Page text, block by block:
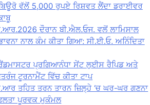
ਵੱਲੋਂ 5,000 ਰੁਪਏ ਰਿਸ਼ਵਤ ਲੈਂਦਾ ਡਰਾਈਵਰ
ਦੌਰਾਨ ਬੀ.ਐਲ.ਓਜ. ਵਲੋਂ ਲਾਮਿਸਾਲ
ਨਾਲ ਕੰਮ ਕੀਤਾ ਗਿਆ: ਸੀ.ਈ.ਓ. ਅਨਿੰਦਿਤਾ
ਪ੍ਰਗਿਆਨੰਧਾ ਸੇਂਟ ਲੁਈਸ ਰੈਪਿਡ ਅਤੇ
ਟੂਰਨਾਮੈਂਟ ਵਿੱਚ ਕੀਤਾ ਟਾਪ
ਤਹਿਤ ਤਰਨ ਤਾਰਨ ਜ਼ਿਲ੍ਹੇ ‘ਚ ਘਰ-ਘਰ ਗਣਨਾ
ਪੂਰਵਕ ਮੁਕੰਮਲ